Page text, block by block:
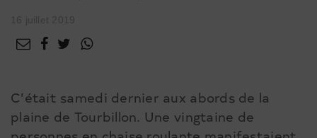
C’était samedi dernier aux abords de la
plaine de Tourbillon. Une vingtaine de